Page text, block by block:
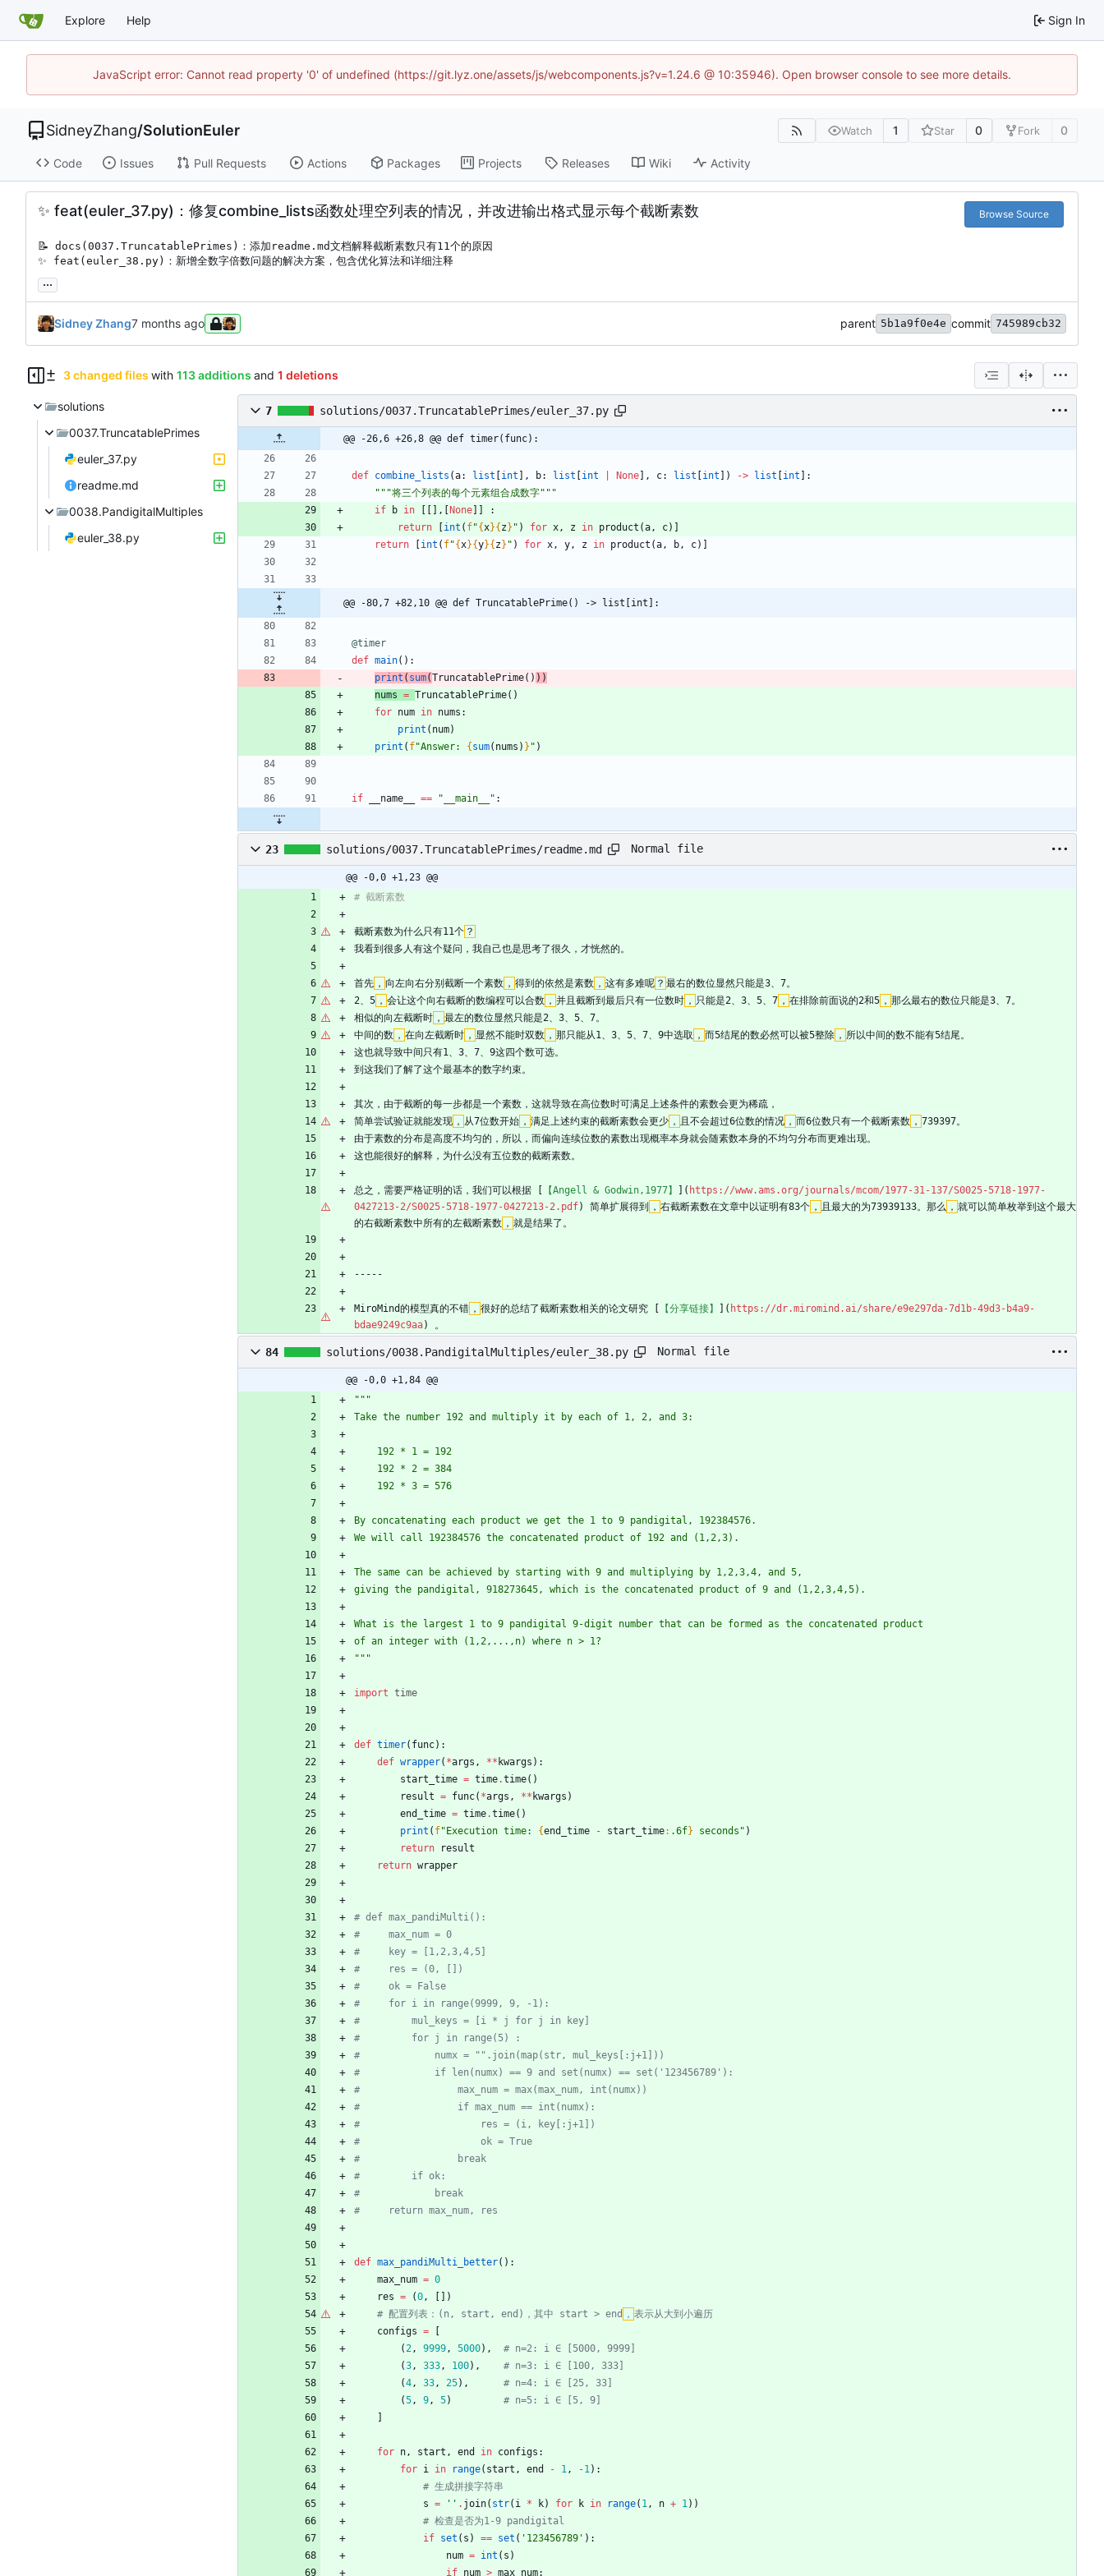
Explore Help Sign In
JavaScript error: Cannot read property '0' of undefined (https://git.lyz.one/assets/js/webcomponents.js?v=1.24.6 @ 10:35946). Open browser console to see more details.
SidneyZhang/SolutionEuler Watch 1 Star 0 Fork 0
Code Issues Pull Requests Actions Packages Projects Releases Wiki Activity
✨ feat(euler_37.py)：修复combine_lists函数处理空列表的情况，并改进输出格式显示每个截断素数 Browse Source
📝
✨ feat(euler_38.py)：新增全数字倍数问题的解决方案，包含优化算法和详细注释
...
Sidney Zhang parent 5b1a9f0e4e commit 745989cb32
3 changed files with 113 additions and 1 deletions
solutions
0037.TruncatablePrimes
euler_37.py
readme.md
0038.PandigitalMultiples
euler_38.py
7 solutions/0037.TruncatablePrimes/euler_37.py
@@ -26,6 +26,8 @@ def timer(func):
def combine_lists (a: list [int ] , b: list [int None] , c: list [int ] ) -> list [int ] :
"""将三个列表的每个元素组合成数字"""
if
b in [ [ ] , [None] ]
:
return
[int ( f"{x}{z} " ) for x , z in product (a , c) ]
return
[int ( f"{x}{y}{z} " ) for x , y , z in product (a , b , c) ]
@@ -80,7 +82,10 @@ def TruncatablePrime() -> list[int]:
@timer
def main( ) :
print ( sum(TruncatablePrime( ) ) )
nums = TruncatablePrime( )
for num in nums :
print ( num)
print ( f"Answer: {sum( nums ) } " )
if __name__ == " __main__ " :
23 solutions/0037.TruncatablePrimes/readme.md Normal file
@@ -0,0 +1,23 @@
# 截断素数
截断素数为什么只有11个 ？
我看到很多人有这个疑问，我自己也是思考了很久，才恍然的。
首先 ， 向左向右分别截断一个素数 ， 得到的依然是素数 ， 这有多难呢 ？ 最右的数位显然只能是3、7。
2、5 ， 会让这个向右截断的数编程可以合数 ， 并且截断到最后只有一位数时 ， 只能是2、3、5、7 ， 在排除前面说的2和5 ， 那么最右的数位只能是3、7。
相似的向左截断时 ， 最左的数位显然只能是2、3、5、7。
中间的数 ， 在向左截断时 ， 显然不能时双数 ， 那只能从1、3、5、7、9中选取 ， 而5结尾的数必然可以被5整除 ， 所以中间的数不能有5结尾。
这也就导致中间只有1、3、7、9这四个数可选。
到这我们了解了这个最基本的数字约束。
其次，由于截断的每一步都是一个素数，这就导致在高位数时可满足上述条件的素数会更为稀疏，
简单尝试验证就能发现 ， 从7位数开始 ， 满足上述约束的截断素数会更少 ， 且不会超过6位数的情况 ， 而6位数只有一个截断素数 ， 739397。
由于素数的分布是高度不均匀的，所以，而偏向连续位数的素数出现概率本身就会随素数本身的不均匀分布而更难出现。
这也能很好的解释，为什么没有五位数的截断素数。
总之，需要严格证明的话，我们可以根据 [ 【Angell & Godwin,1977】 ]( https://www.ams.org/journals/mcom/1977-31-137/S0025-5718-1977-
0427213-2/S0025-5718-1977-0427213-2.pdf) 简单扩展得到 ， 右截断素数在文章中以证明有83个 ， 且最大的为73939133。那么 ， 就可以简单枚举到这个最大
的右截断素数中所有的左截断素数 ， 就是结果了。
-----
MiroMind的模型真的不错 ， 很好的总结了截断素数相关的论文研究 [ 【分享链接】 ]( https://dr.miromind.ai/share/e9e297da-7d1b-49d3-b4a9-
bdae9249c9aa) 。
84 solutions/0038.PandigitalMultiples/euler_38.py Normal file
@@ -0,0 +1,84 @@
"""
Take the number 192 and multiply it by each of 1, 2, and 3:
    192 * 1 = 192
    192 * 2 = 384
    192 * 3 = 576
By concatenating each product we get the 1 to 9 pandigital, 192384576.
We will call 192384576 the concatenated product of 192 and (1,2,3).
The same can be achieved by starting with 9 and multiplying by 1,2,3,4, and 5,
giving the pandigital, 918273645, which is the concatenated product of 9 and (1,2,3,4,5).
What is the largest 1 to 9 pandigital 9-digit number that can be formed as the concatenated product
of an integer with (1,2,...,n) where n > 1?
"""
import time
def timer( func) :
def wrapper( *args , ** kwargs ) :
start_time = time.time( )
result = func( *args , ** kwargs )
end_time = time.time( )
print ( f"Execution time: {end_time - start_time: .6f} seconds " )
return
result
return wrapper
# def max_pandiMulti():
#     max_num = 0
#     key = [1,2,3,4,5]
#     res = (0, [])
#     ok = False
#     for i in range(9999, 9, -1):
#         mul_keys = [i * j for j in key]
#         for j in range(5) :
#             numx = "".join(map(str, mul_keys[:j+1]))
#             if len(numx) == 9 and set(numx) == set('123456789'):
#                 max_num = max(max_num, int(numx))
#                 if max_num == int(numx):
#                     res = (i, key[:j+1])
#                     ok = True
#                 break
#         if ok:
#             break
#     return max_num, res
def max_pandiMulti_better( ) :
max_num = 0
res = (0 , [ ] )
# 配置列表：(n, start, end)，其中 start > end ， 表示从大到小遍历
configs =
[
( 2 , 9999 , 5000) ,
# n=2: i ∈ [5000, 9999]
(3 , 333 , 100) ,
# n=3: i ∈ [100, 333]
(4 , 33 , 25) ,
# n=4: i ∈ [25, 33]
(5 , 9 , 5)
# n=5: i ∈ [5, 9]
]
for n , start , end in configs :
for i in range( start , end - 1 , -1 ) :
# 生成拼接字符串
s = ' ' . join( str( i * k) for k in range( 1 , n + 1 ) )
# 检查是否为1-9 pandigital
if set ( s ) == set ( ' 123456789 ' ) :
num = int ( s )
if num > max_num: